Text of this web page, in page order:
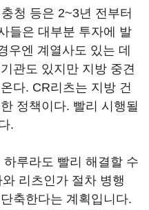
청 등은 2~3년 전부터
들은 대부분 투자에 발
우엔 계열사도 있는 데
관도 있지만 지방 중견
다. CR리츠는 지방 건
정책이다. 빨리 시행될
.
루라도 빨리 해결할 수
리츠인가 절차 병행
축한다는 계획입니다.